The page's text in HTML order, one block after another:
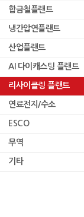
합금철플랜트
냉간압연플랜트
냉간압연플랜트
산업플랜트
산업플랜트
AI 다이캐스팅 플랜트
AI 다이캐스팅 플랜트
리사이클링 플랜트
연료전지/수소
연료전지/수소
ESCO
ESCO
무역
무역
기타
기타